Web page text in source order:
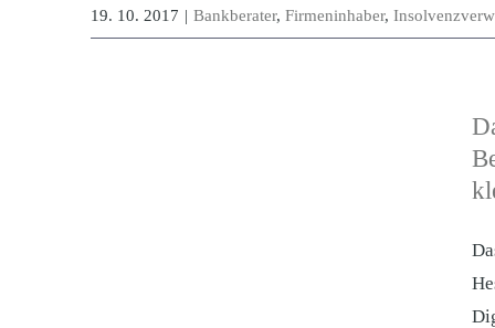
19. 10. 2017 | Bankberater, Firmeninhaber,